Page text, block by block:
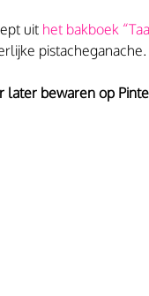
uit het bakboek
pistacheganache.
bewaren op